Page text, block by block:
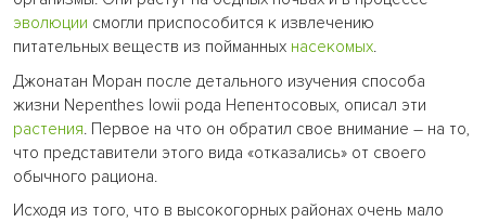
эволюции смогли приспособится к извлечению
питательных веществ из пойманных насекомых.
Джонатан Моран после детального изучения способа
жизни Nepenthes lowii рода Непентосовых, описал эти
растения. Первое на что он обратил свое внимание – на то,
что представители этого вида «отказались» от своего
обычного рациона.
Исходя из того, что в высокогорных районах очень мало